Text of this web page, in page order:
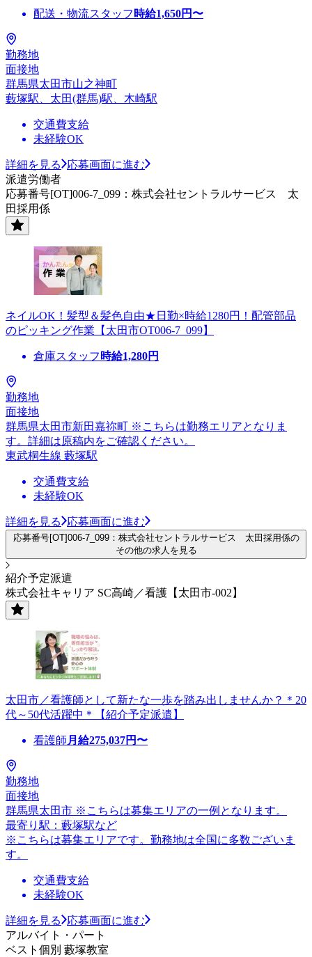
配送・物流スタッフ 時給1,650円〜
勤務地
面接地
群馬県太田市山之神町
藪塚駅、太田(群馬)駅、木崎駅
交通費支給
未経験OK
詳細を見る
応募画面に進む
派遣労働者
応募番号[OT]006-7_099：株式会社セントラルサービス 太
田採用係
ネイルOK！髪型＆髪色自由★日勤×時給1280円！配管部品
のピッキング作業【太田市OT006-7_099】
倉庫スタッフ 時給1,280円
勤務地
面接地
群馬県太田市新田嘉祢町 ※こちらは勤務エリアとなりま
す。詳細は原稿内をご確認ください。
東武桐生線 藪塚駅
交通費支給
未経験OK
詳細を見る 応募画面に進む
応募番号[OT]006-7_099：株式会社セントラルサービス 太田採用係の
その他の求人を見る
紹介予定派遣
株式会社キャリア SC高崎／看護【太田市-002】
太田市／看護師として新たな一歩を踏み出しませんか？＊20
代～50代活躍中＊【紹介予定派遣】
看護師 月給275,037円〜
勤務地
面接地
群馬県太田市 ※こちらは募集エリアの一例となります。
最寄り駅：藪塚駅など
※こちらは募集エリアです。勤務地は全国に多数ございま
す。
交通費支給
未経験OK
詳細を見る
応募画面に進む
アルバイト・パート
ベスト個別 藪塚教室